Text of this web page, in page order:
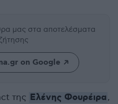
μας στα αποτελέσματα
on Google
της Ελένης Φουρέιρα,